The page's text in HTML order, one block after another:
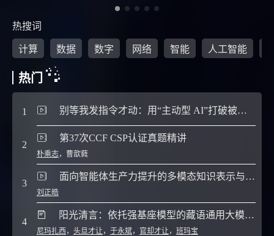
热搜词
计算 数据 数字 网络 智能 人工智能
热门
1 别等我发指令才动：用“主动型 AI”打破被动的“一问一答”
2
第37次CCF CSP认证真题精讲
朴乘志， 曹歆蕤
3
面向智能体生产力提升的多模态知识表示与利用（二）
刘正皓
4
阳光清言：依托强基座模型的藏语通用大模型构建
尼玛扎西， 头旦才让 ， 于永斌， 官却才让 ， 班玛宝